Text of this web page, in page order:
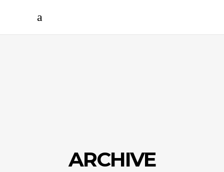
ARCHIVE